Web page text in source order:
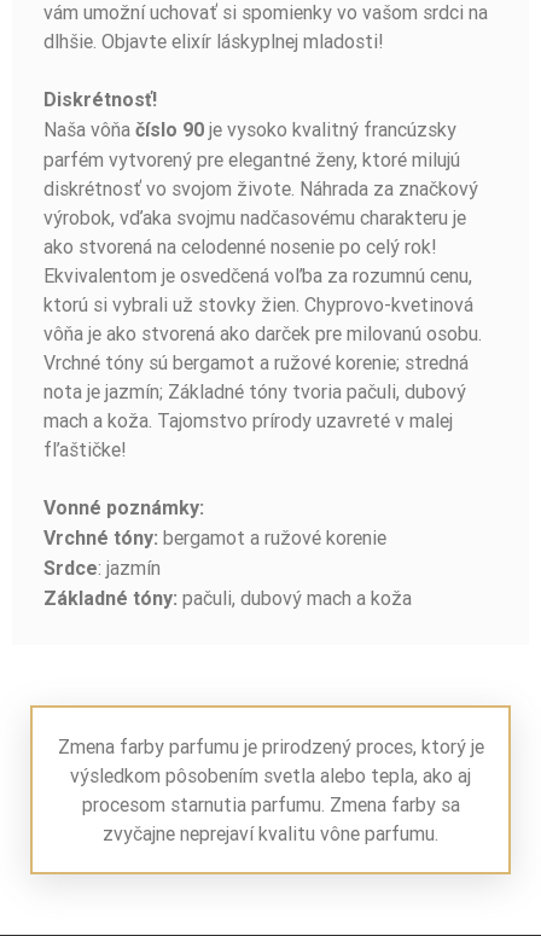
vám umožní uchovať si spomienky vo vašom srdci na
dlhšie. Objavte elixír láskyplnej mladosti!
Diskrétnosť!
Naša vôňa číslo 90 je vysoko kvalitný francúzsky
parfém vytvorený pre elegantné ženy, ktoré milujú
diskrétnosť vo svojom živote. Náhrada za značkový
výrobok, vďaka svojmu nadčasovému charakteru je
ako stvorená na celodenné nosenie po celý rok!
Ekvivalentom je osvedčená voľba za rozumnú cenu,
ktorú si vybrali už stovky žien. Chyprovo-kvetinová
vôňa je ako stvorená ako darček pre milovanú osobu.
Vrchné tóny sú bergamot a ružové korenie; stredná
nota je jazmín; Základné tóny tvoria pačuli, dubový
mach a koža. Tajomstvo prírody uzavreté v malej
fľaštičke!
Vonné poznámky:
Vrchné tóny: bergamot a ružové korenie
Srdce: jazmín
Základné tóny: pačuli, dubový mach a koža
Zmena farby parfumu je prirodzený proces, ktorý je
výsledkom pôsobením svetla alebo tepla, ako aj
procesom starnutia parfumu. Zmena farby sa
zvyčajne neprejaví kvalitu vône parfumu.